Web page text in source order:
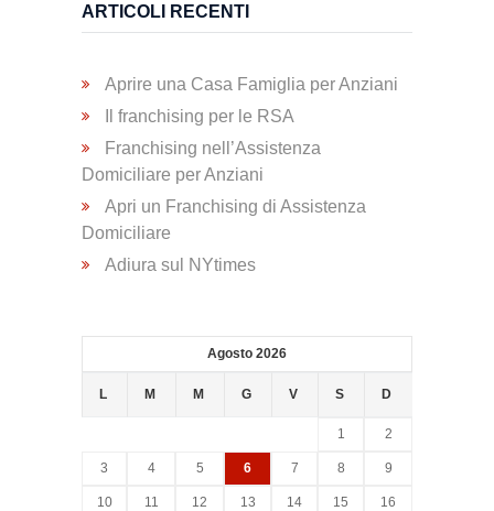
ARTICOLI RECENTI
Aprire una Casa Famiglia per Anziani
Il franchising per le RSA
Franchising nell’Assistenza
Domiciliare per Anziani
Apri un Franchising di Assistenza
Domiciliare
Adiura sul NYtimes
Agosto 2026
L M M G V S D
1 2
3 4 5 6 7 8 9
10 11 12 13 14 15 16
Dimissioni
Ospedaliere
Fisioterapia
Servizio
Podologia